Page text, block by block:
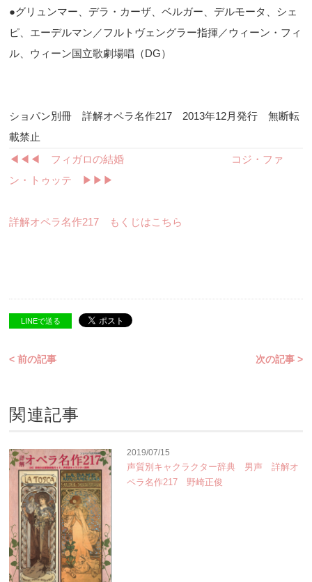
●グリュンマー、デラ・カーザ、ベルガー、デルモータ、シェ
ピ、エーデルマン／フルトヴェングラー指揮／ウィーン・フィ
ル、ウィーン国立歌劇場唱（DG）
ショパン別冊 詳解オペラ名作217 2013年12月発行 無断転
載禁止
◀︎◀︎◀︎ フィガロの結婚
コジ・ファ
ン・トゥッテ ▶︎▶︎▶︎
詳解オペラ名作217 もくじはこちら
LINEで送る
< 前の記事 次の記事 >
関連記事
2019/07/15
声質別キャクラクター辞典 男声 詳解オ
ペラ名作217 野崎正俊